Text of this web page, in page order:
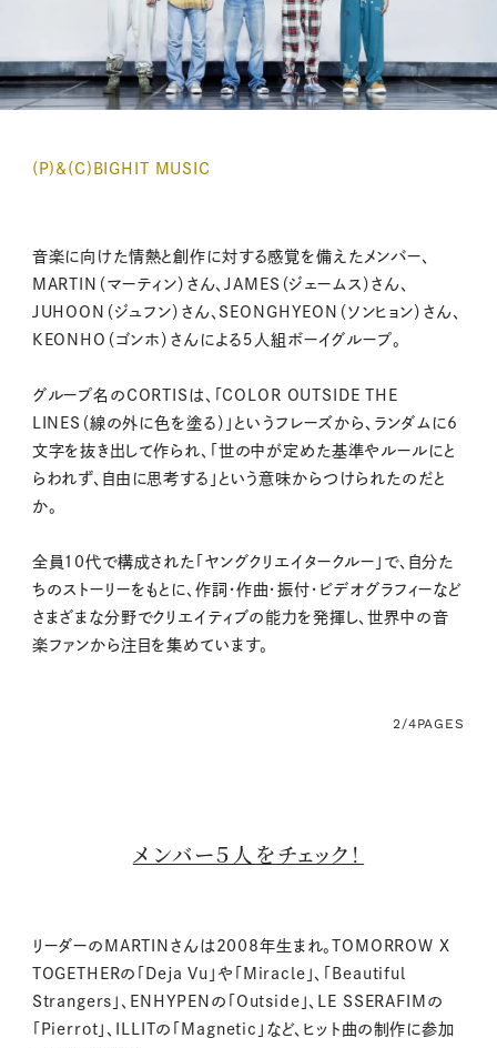
(P)&(C)BIGHIT MUSIC
音楽に向けた情熱と創作に対する感覚を備えたメンバー、
MARTIN（マーティン）さん、JAMES（ジェームス）さん、
JUHOON（ジュフン）さん、SEONGHYEON（ソンヒョン）さん、
KEONHO（ゴンホ）さんによる５人組ボーイグループ。
グループ名のCORTISは、「COLOR OUTSIDE THE
LINES（線の外に色を塗る）」というフレーズから、ランダムに6
文字を抜き出して作られ、「世の中が定めた基準やルールにと
らわれず、自由に思考する」という意味からつけられたのだと
か。
全員10代で構成された「ヤングクリエイタークルー」で、自分た
ちのストーリーをもとに、作詞・作曲・振付・ビデオグラフィーなど
さまざまな分野でクリエイティブの能力を発揮し、世界中の音
楽ファンから注目を集めています。
2/4PAGES
メンバー５人をチェック！
リーダーのMARTINさんは2008年生まれ。TOMORROW X
TOGETHERの「Deja Vu」や「Miracle」、「Beautiful
Strangers」、ENHYPENの「Outside」、LE SSERAFIMの
「Pierrot」、ILLITの「Magnetic」など、ヒット曲の制作に参加